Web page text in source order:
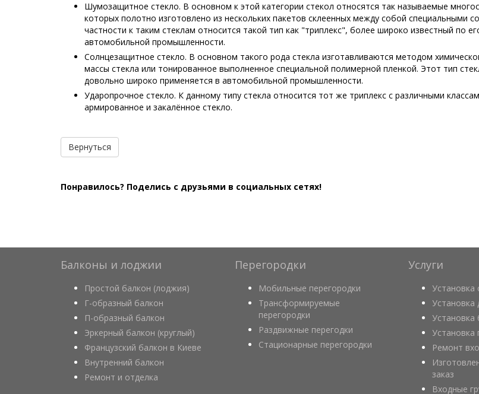
Шумозащитное стекло. В основном к этой категории стекол относятся так называемые
которых полотно изготовлено из нескольких пакетов склеенных между собой специальными
частности к таким стеклам относится такой тип как "триплекс", более широко известный по
автомобильной промышленности.
Солнцезащитное стекло. В основном такого рода стекла изготавливаются методом
массы стекла или тонированное выполненное специальной полимерной пленкой. Этот тип
довольно широко применяется в автомобильной промышленности.
Ударопрочное стекло. К данному типу стекла относится тот же триплекс с различными
армированное и закалённое стекло.
Вернуться
Понравилось? Поделись с друзьями в социальных сетях!
Балконы и лоджии
Простой балкон (лоджия)
Г-образный балкон
П-образный балкон
Эркерный балкон (круглый)
Французский балкон в Киеве
Внутренний балкон
Ремонт и отделка
Перегородки
Мобильные перегородки
Трансформируемые
перегородки
Раздвижные перегодки
Стационарные перегородки
Услуги
Установка
Установка
Установка
Ремонт
заказ
Входные